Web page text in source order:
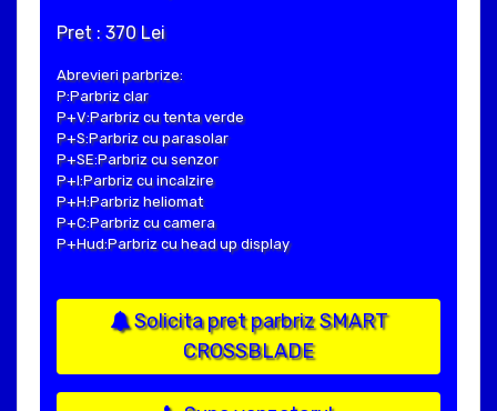
Pret : 370 Lei
Abrevieri parbrize:
P:Parbriz clar
P+V:Parbriz cu tenta verde
P+S:Parbriz cu parasolar
P+SE:Parbriz cu senzor
P+I:Parbriz cu incalzire
P+H:Parbriz heliomat
P+C:Parbriz cu camera
P+Hud:Parbriz cu head up display
Solicita pret parbriz SMART
CROSSBLADE